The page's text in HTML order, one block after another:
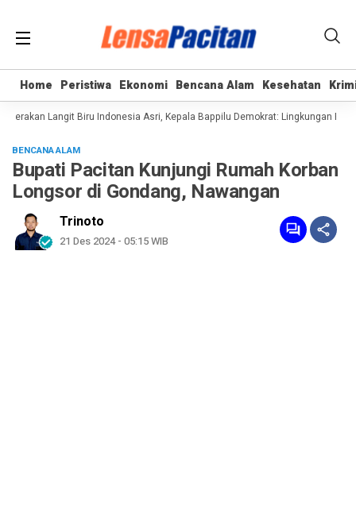
Home Peristiwa Ekonomi Bencana Alam Kesehatan
Home Peristiwa Ekonomi Bencana Alam Kesehatan
Langit Biru Indonesia Asri, Kepala Bappilu Demokrat: Lingkungan
BENCANA ALAM
Bupati Pacitan Kunjungi Rumah Korban
Longsor di Gondang, Nawangan
Trinoto
21 Des 2024 - 05:15 WIB